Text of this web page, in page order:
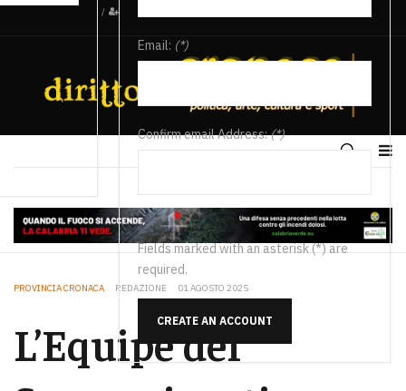
/
Email: (*)
Confirm email Address:(*)
Fields marked with an asterisk (*) are
required.
CREATE AN ACCOUNT
PROVINCIA CRONACA REDAZIONE 01 AGOSTO 2025
L’Equipe dei